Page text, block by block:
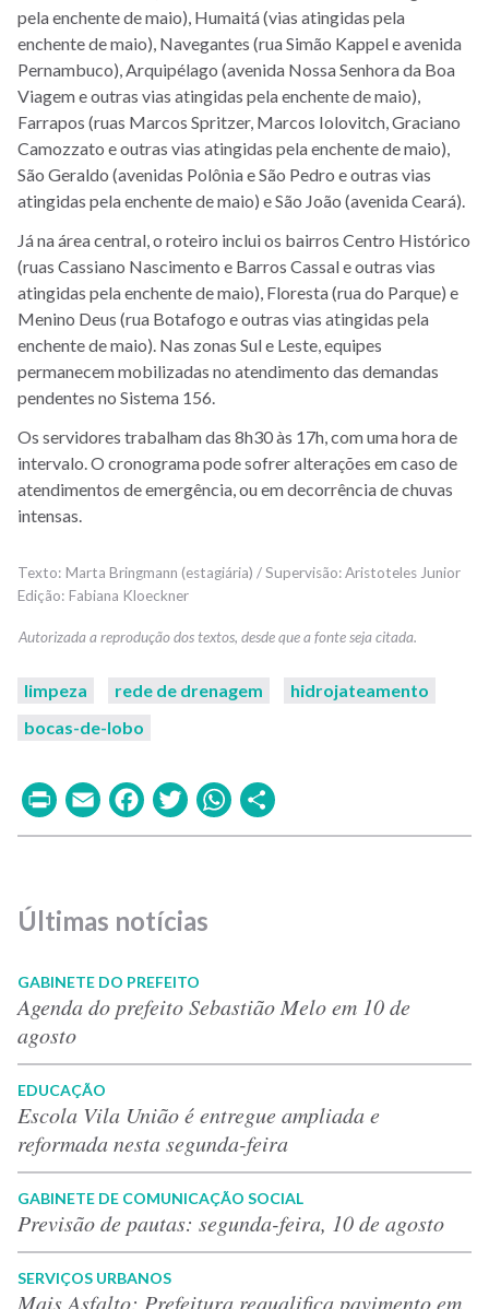
pela enchente de maio), Humaitá (vias atingidas pela
enchente de maio), Navegantes (rua Simão Kappel e avenida
Pernambuco), Arquipélago (avenida Nossa Senhora da Boa
Viagem e outras vias atingidas pela enchente de maio),
Farrapos (ruas Marcos Spritzer, Marcos Iolovitch, Graciano
Camozzato e outras vias atingidas pela enchente de maio),
São Geraldo (avenidas Polônia e São Pedro e outras vias
atingidas pela enchente de maio) e São João (avenida Ceará).
Já na área central, o roteiro inclui os bairros Centro Histórico
(ruas Cassiano Nascimento e Barros Cassal e outras vias
atingidas pela enchente de maio), Floresta (rua do Parque) e
Menino Deus (rua Botafogo e outras vias atingidas pela
enchente de maio). Nas zonas Sul e Leste, equipes
permanecem mobilizadas no atendimento das demandas
pendentes no Sistema 156.
Os servidores trabalham das 8h30 às 17h, com uma hora de
intervalo. O cronograma pode sofrer alterações em caso de
atendimentos de emergência, ou em decorrência de chuvas
intensas.
Marta Bringmann (estagiária) / Supervisão: Aristoteles Junior
Fabiana Kloeckner
limpeza rede de drenagem
hidrojateamento
bocas-de-lobo
PrintEmailFacebook
TwitterWhatsApp
Últimas notícias
GABINETE DO PREFEITO
Agenda do prefeito Sebastião Melo em 10 de
agosto
EDUCAÇÃO
Escola Vila União é entregue ampliada e
reformada nesta segunda-feira
GABINETE DE COMUNICAÇÃO SOCIAL
Previsão de pautas: segunda-feira, 10 de agosto
SERVIÇOS URBANOS
Mais Asfalto: Prefeitura requalifica pavimento em